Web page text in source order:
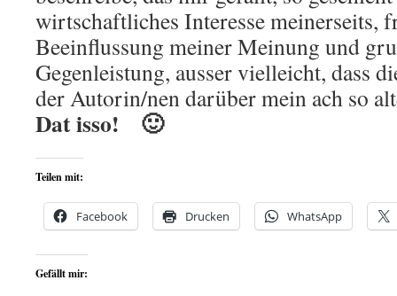
wirtschaftliches Interesse meinerseits,
Beeinflussung meiner Meinung und
Gegenleistung, ausser vielleicht, dass
der Autorin/nen darüber mein ach so
Dat isso! 🙂
Teilen mit:
Facebook Drucken WhatsApp
Gefällt mir: